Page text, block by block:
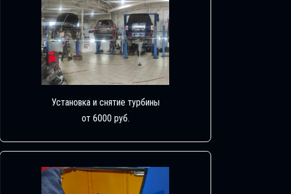
Установка и снятие турбины
от 6000 руб.